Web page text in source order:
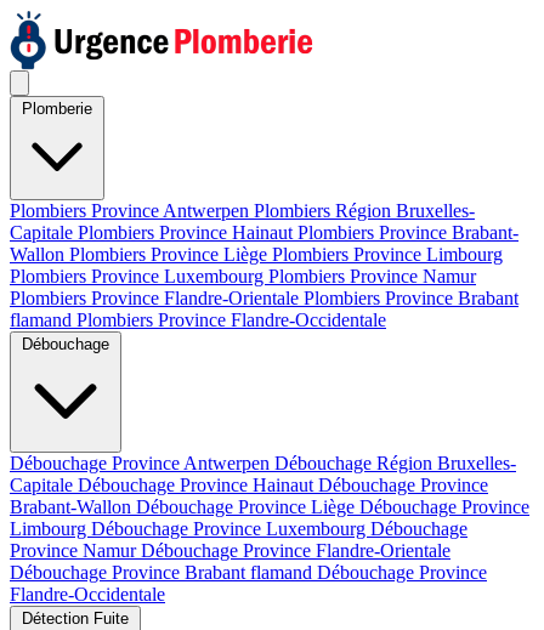
Plombiers Province Antwerpen Plombiers Région Bruxelles-
Capitale Plombiers Province Hainaut Plombiers Province Brabant-
Wallon Plombiers Province Liège Plombiers Province Limbourg
Plombiers Province Luxembourg Plombiers Province Namur
Plombiers Province Flandre-Orientale Plombiers Province Brabant
flamand Plombiers Province Flandre-Occidentale
Débouchage Province Antwerpen Débouchage Région Bruxelles-
Capitale Débouchage Province Hainaut Débouchage Province
Brabant-Wallon Débouchage Province Liège Débouchage Province
Limbourg Débouchage Province Luxembourg Débouchage
Province NamurDébouchage Province Flandre-Orientale
Débouchage Province Brabant flamand Débouchage Province
Flandre-Occidentale